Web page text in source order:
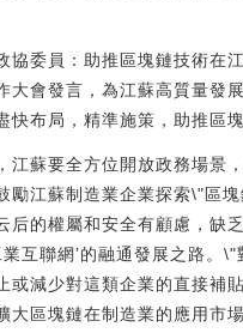
協委員：助推區塊鏈技術在
大會發言，為江蘇高質量發
快布局，精準施策，助推區
江蘇要全方位開放政務場景
勵江蘇制造業企業探索\"區
后的權屬和安全有顧慮，缺
業互聯網’的融通發展之路。
或減少對這類企業的直接補
大區塊鏈在制造業的應用市